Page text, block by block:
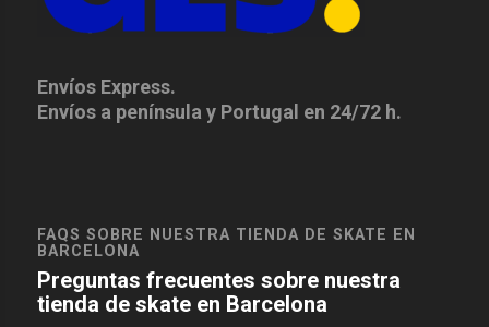
Envíos Express.
Envíos a península y Portugal en 24/72 h.
FAQS SOBRE NUESTRA TIENDA DE SKATE EN
BARCELONA
Preguntas frecuentes sobre nuestra
tienda de skate en Barcelona